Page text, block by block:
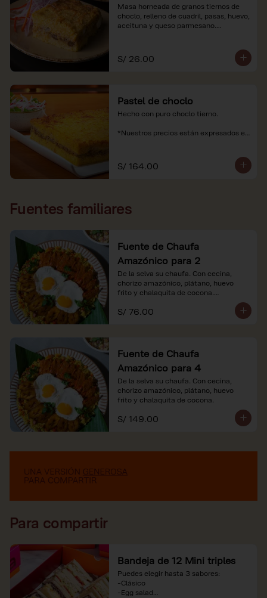
Masa horneada de granos tiernos de
choclo, relleno de cuadril, pasas, huevo,
aceituna y queso parmesano.
soles e incluyen impuestos de ley y
recargo al consumo.
S/ 26.00
Pastel de choclo
Hecho con puro choclo tierno.
*Nuestros precios están expresados en
S/ 164.00
Fuentes familiares
Fuente de Chaufa
Amazónico para 2
De la selva su chaufa. Con cecina,
chorizo amazónico, plátano, huevo
frito y chalaquita de cocona.
*Imágenes referenciales.
*Nuestros precios están expresados en
S/ 76.00
Fuente de Chaufa
Amazónico para 4
De la selva su chaufa. Con cecina,
chorizo amazónico, plátano, huevo
frito y chalaquita de cocona.
S/ 149.00
Para compartir
Bandeja de 12 Mini triples
Puedes elegir hasta 3 sabores:
-Clásico
-Egg salad